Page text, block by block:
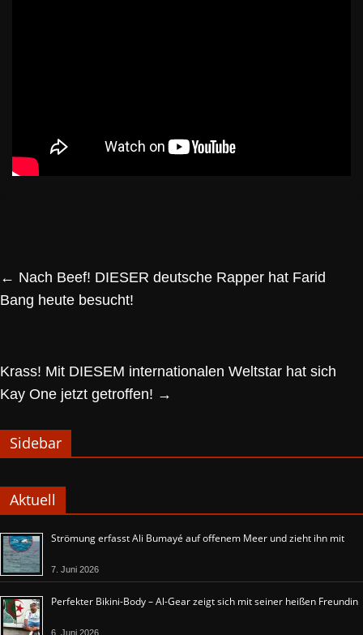
← Nach Beef! DIESER deutsche Rapper hat Farid
Bang heute besucht!
Krass! Mit DIESEM internationalen Weltstar hat sich
Kay One jetzt getroffen! →
Sidebar
Aktuell
Strömung erfasst Ali Bumayé auf offenem Meer und zieht ihn mit
7. Juni 2026
Perfekter Bikini-Body – Al-Gear zeigt sich mit seiner heißen Freundin
6. Juni 2026